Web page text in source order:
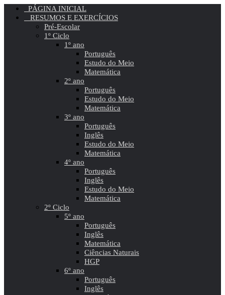
PÁGINA INICIAL
RESUMOS E EXERCÍCIOS
Pré-Escolar
1º Ciclo
1º ano
Português
Estudo do Meio
Matemática
2º ano
Português
Estudo do Meio
Matemática
3º ano
Português
Inglês
Estudo do Meio
Matemática
4º ano
Português
Inglês
Estudo do Meio
Matemática
2º Ciclo
5º ano
Português
Inglês
Matemática
Ciências Naturais
HGP
6º ano
Português
Inglês